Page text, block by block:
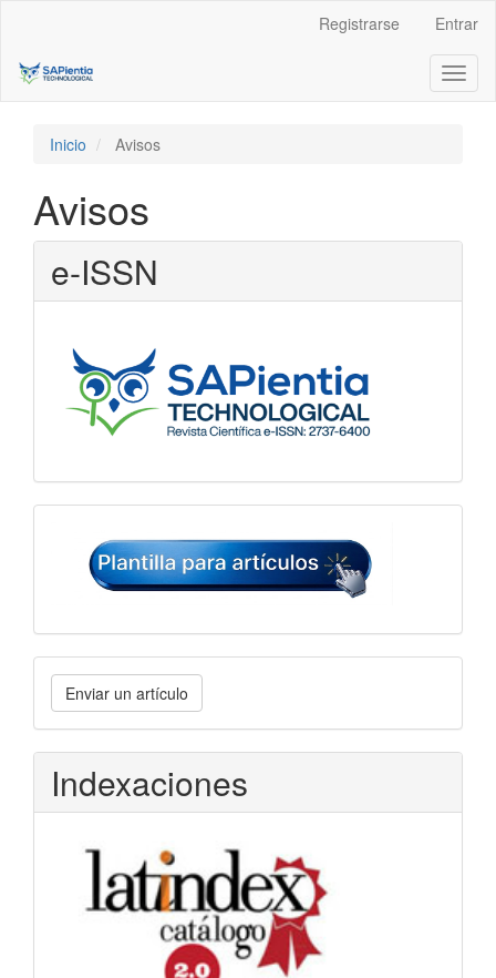
principal
Barra
Registrarse Entrar
Inicio Avisos
Avisos
e-ISSN
Plantilla
para
Enviar
un
artículo
Enviar un artículo
Indexaciones